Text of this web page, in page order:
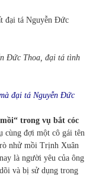
đại tá Nguyễn Đức
Đức Thoa, đại tá tình
đại tá Nguyễn Đức
trong vụ bắt cóc
cùng đợi một cô gái tên
nhử mồi Trịnh Xuân
là người yêu của ông
và bị sử dụng trong